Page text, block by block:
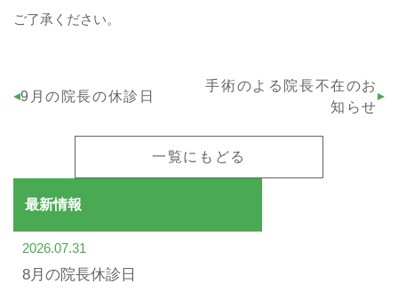
ご了承ください。
9月の院長の休診日
一覧にもどる
手術のよる院長不在のお
知らせ
最新情報
2026.07.31
8月の院長休診日